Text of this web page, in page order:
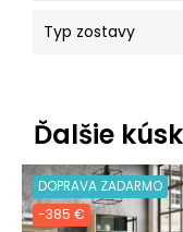
Typ zostavy
Ďalšie
DOPRAVA ZADARMO
-385 €